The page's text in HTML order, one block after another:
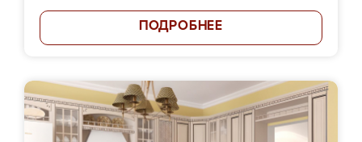
ПОДРОБНЕЕ